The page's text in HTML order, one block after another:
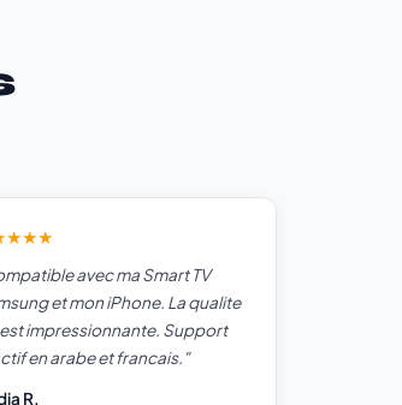
avec ma Smart TV
et mon iPhone. La qualite
impressionnante. Support
en arabe et francais."
R.